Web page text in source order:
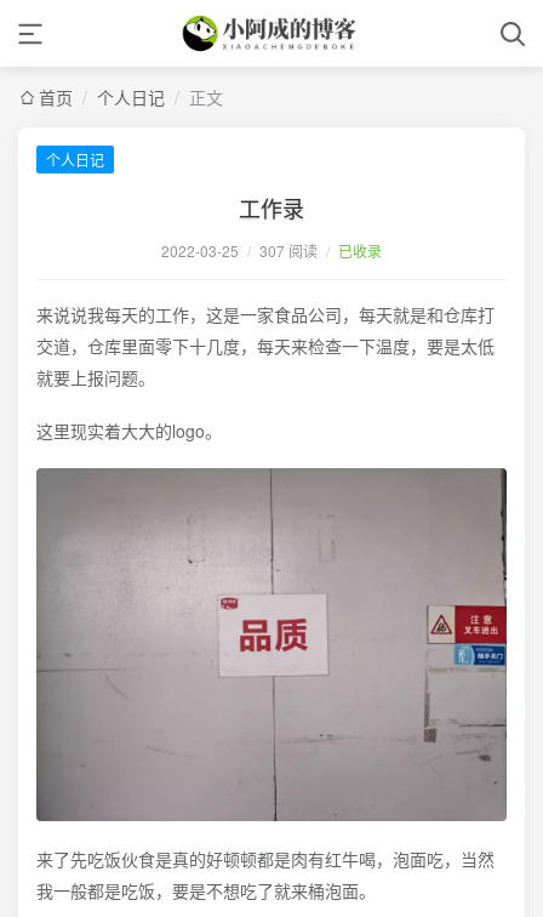
首页 / 个人日记 / 正文
个人日记
工作录
2022-03-25 / 307 阅读 / 已收录
来说说我每天的工作，这是一家食品公司，每天就是和仓库打
交道，仓库里面零下十几度，每天来检查一下温度，要是太低
就要上报问题。
这里现实着大大的logo。
来了先吃饭伙食是真的好顿顿都是肉有红牛喝，泡面吃，当然
我一般都是吃饭，要是不想吃了就来桶泡面。